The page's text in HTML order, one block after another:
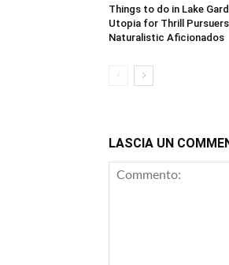
Things to do in Lake
Utopia for Thrill Pursuers
Naturalistic Aficionados
LASCIA UN